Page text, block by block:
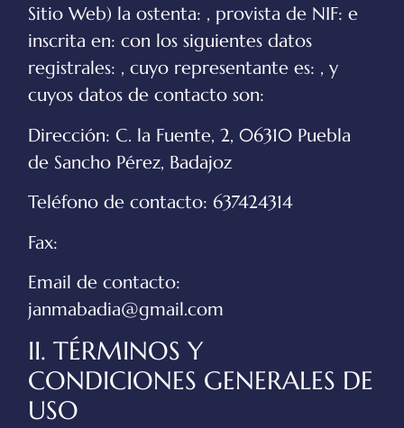
Sitio Web) la ostenta: , provista de NIF: e
inscrita en: con los siguientes datos
registrales: , cuyo representante es: , y
cuyos datos de contacto son:
Dirección:C. la Fuente, 2, 06310 Puebla
de Sancho Pérez, Badajoz
Teléfono de contacto: 637424314
Fax:
Email de contacto:
janmabadia@gmail.com
II. TÉRMINOS Y
CONDICIONES GENERALES DE
USO